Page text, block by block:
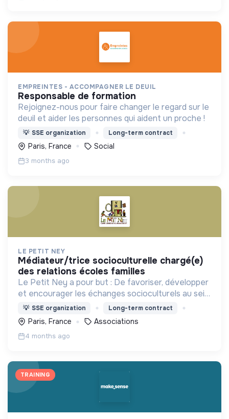
EMPREINTES - ACCOMPAGNER LE DEUIL
responsable de formation
Rejoignez-nous pour faire changer le regard sur le
deuil et aider les personnes qui aident un proche !
💡 SSE organization Long-term contract
Paris, France Social
3 months ago
LE PETIT NEY
médiateur/trice socioculturelle chargé(e)
des relations écoles familles
Le Petit Ney a pour but : De favoriser, développer
et encourager les échanges socioculturels au sein
d’une population aux cultures variées.
💡 SSE organization Long-term contract
Paris, France Associations
4 months ago
TRAINING